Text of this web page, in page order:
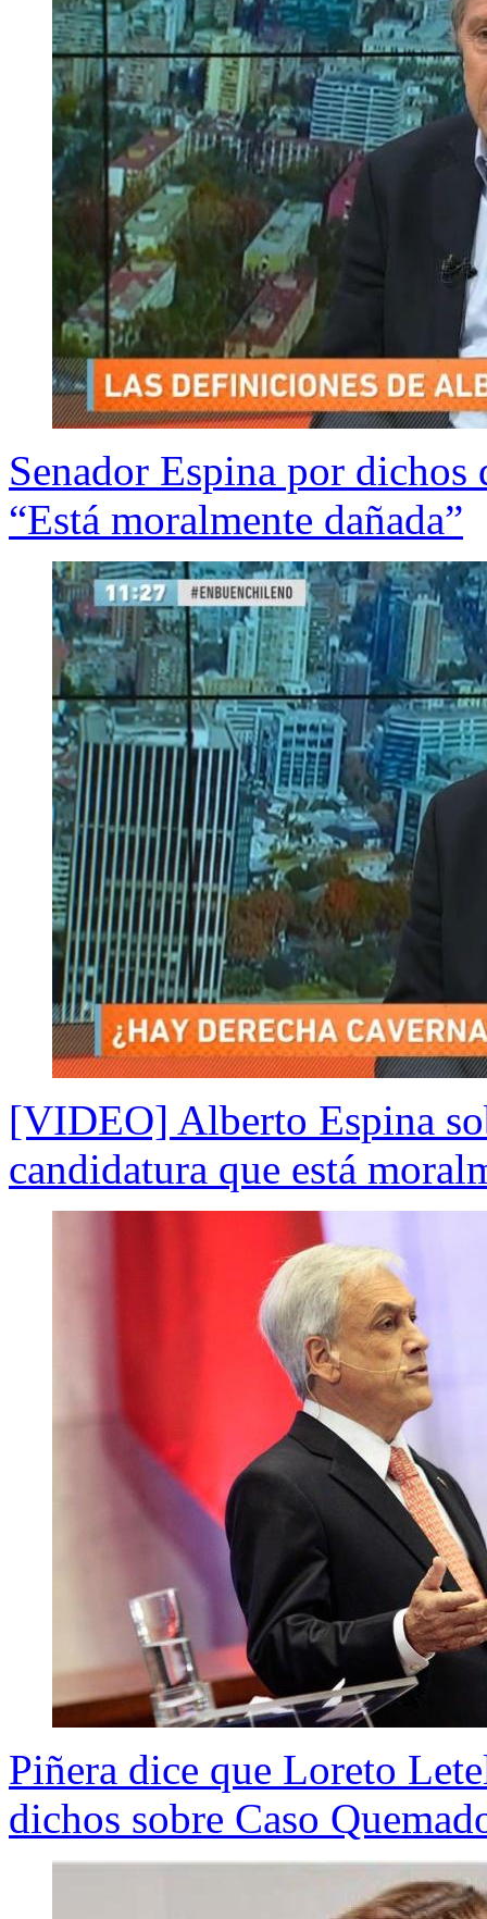
Senador Espina por
“Está moralmente dañada”
[VIDEO] Alberto Espina
candidatura que está
Piñera dice que Loreto
dichos sobre Caso